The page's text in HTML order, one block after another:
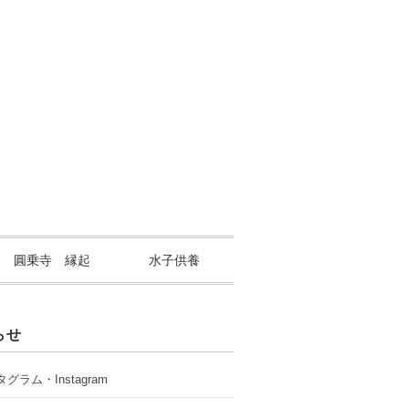
圓乗寺 縁起 水子供養
せ
グラム・Instagram